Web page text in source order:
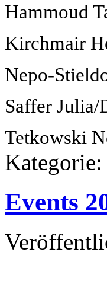
Hammoud
Kirchmair
Nepo-
Saffer Julia/
Tetkowski
Kategorie:
Events